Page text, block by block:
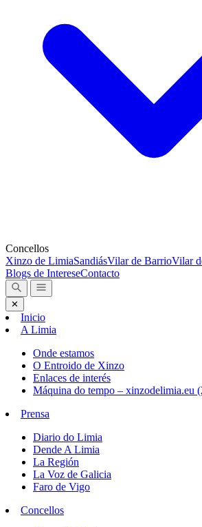
Concellos
Xinzo de LimiaSandiásVilar de BarrioVilar
Blogs de IntereseContacto
✕
Inicio
A Limia
Onde estamos
O Entroido de Xinzo
Enlaces de interés
Máquina do tempo – xinzodelimia.eu
Prensa
Diario do Limia
Dende A Limia
La Región
La Voz de Galicia
Faro de Vigo
Concellos